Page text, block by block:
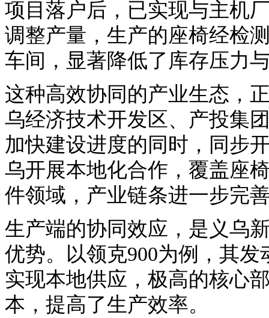
项目落户后，已实现与主机
调整产量，生产的座椅经检
车间，显著降低了库存压力
这种高效协同的产业生态，
乌经济技术开发区、产投集
加快建设进度的同时，同步
乌开展本地化合作，覆盖座
件领域，产业链条进一步完
生产端的协同效应，是义乌
优势。以领克900为例，其
实现本地供应，极高的核心
本，提高了生产效率。